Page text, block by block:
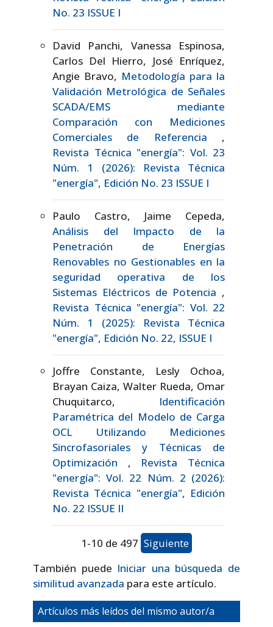
No. 23 ISSUE I
David Panchi, Vanessa Espinosa,
Carlos Del Hierro, José Enríquez,
Angie Bravo, Metodología para la
Validación Metrológica de Señales
SCADA/EMS mediante
Comparación con Mediciones
Comerciales de Referencia ,
Revista Técnica "energía": Vol. 23
Núm. 1 (2026): Revista Técnica
"energía", Edición No. 23 ISSUE I
Paulo Castro, Jaime Cepeda,
Análisis del Impacto de la
Penetración de Energías
Renovables no Gestionables en la
seguridad operativa de los
Sistemas Eléctricos de Potencia ,
Revista Técnica "energía": Vol. 22
Núm. 1 (2025): Revista Técnica
"energía", Edición No. 22, ISSUE I
Joffre Constante, Lesly Ochoa,
Brayan Caiza, Walter Rueda, Omar
Chuquitarco, Identificación
Paramétrica del Modelo de Carga
OCL Utilizando Mediciones
Sincrofasoriales y Técnicas de
Optimización , Revista Técnica
"energía": Vol. 22 Núm. 2 (2026):
Revista Técnica "energía", Edición
No. 22 ISSUE II
1-10 de 497 Siguiente
También puede Iniciar una búsqueda de
similitud avanzada para este artículo.
Artículos más leídos del mismo autor/a